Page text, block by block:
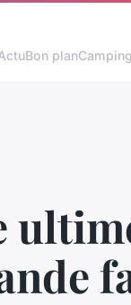
Bon planCamping